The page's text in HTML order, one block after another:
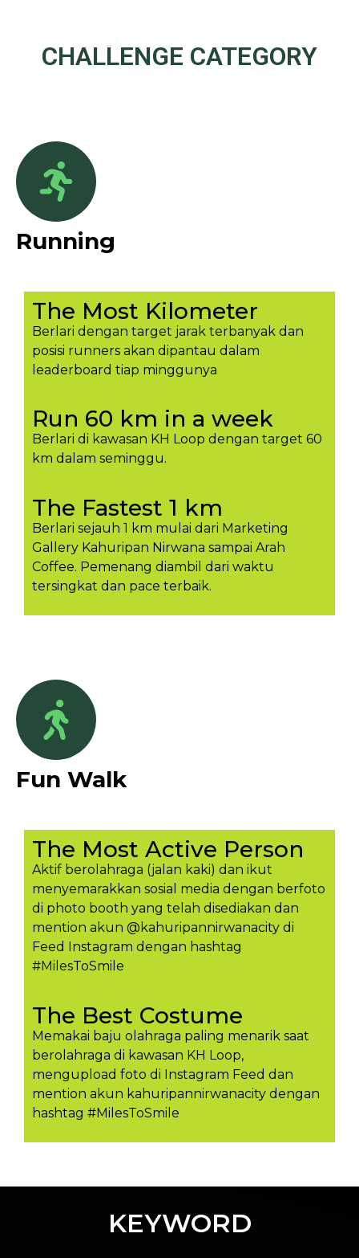
CHALLENGE CATEGORY
Running
The Most Kilometer
Berlari dengan target jarak terbanyak dan
posisi runners akan dipantau dalam
leaderboard tiap minggunya​
Run 60 km in a week
Berlari di kawasan KH Loop dengan target 60
km dalam seminggu.​
The Fastest 1 km
Berlari sejauh 1 km mulai dari Marketing
Gallery Kahuripan Nirwana sampai Arah
Coffee. Pemenang diambil dari waktu
tersingkat dan pace terbaik.
Fun Walk
The Most Active Person
Aktif berolahraga (jalan kaki) dan ikut
menyemarakkan sosial media dengan berfoto
di photo booth yang telah disediakan dan
mention akun @kahuripannirwanacity di
Feed Instagram dengan hashtag
#MilesToSmile
The Best Costume
Memakai baju olahraga paling menarik saat
berolahraga di kawasan KH Loop,
mengupload foto di Instagram Feed dan
mention akun kahuripannirwanacity dengan
hashtag #MilesToSmil​e
KEYWORD